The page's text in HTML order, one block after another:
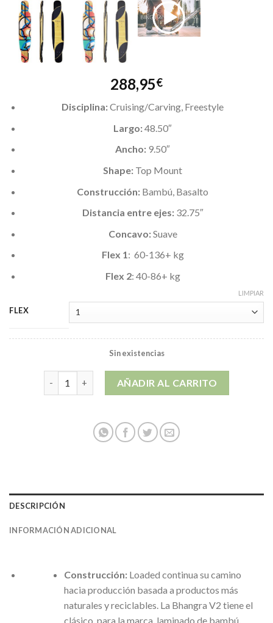
288,95€
Disciplina:Cruising/Carving, Freestyle
Largo:48.50″
Ancho: 9.50″
Shape: Top Mount
Construcción: Bambú, Basalto
Distancia entre ejes:32.75″
Concavo:Suave
Flex 1: 60-136+ kg
Flex 2: 40-86+ kg
FLEX
LIMPIAR
Sin existencias
LOADED BHANGRA V2 (suelta) cantidad
AÑADIR AL CARRITO
DESCRIPCIÓN
INFORMACIÓN ADICIONAL
Construcción: Loaded continua su camino
hacia producción basada a productos más
naturales y reciclables. La Bhangra V2 tiene el
clásico, para la marca, laminado de bambú,